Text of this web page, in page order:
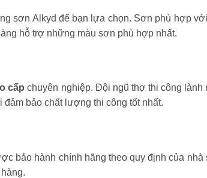
sơn Alkyd để bạn lựa chọn. Sơn phù hợp
hỗ trợ những màu sơn phù hợp nhất.
cấp chuyên nghiệp. Đội ngũ thợ thi công lành
bảo chất lượng thi công tốt nhất.
bảo hành chính hãng theo quy định của nhà